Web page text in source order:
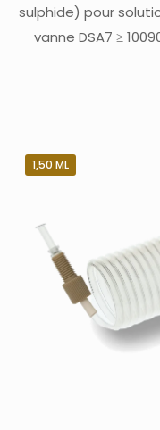
sulphide) pour
vanne DSA7 ≥
1,50 ML